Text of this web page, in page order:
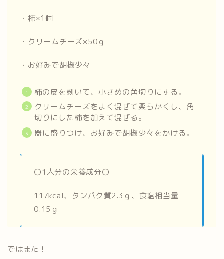
・柿×1個
・クリームチーズ×50ｇ
・お好みで胡椒少々
柿の皮を剥いて、小さめの角切りにする。
クリームチーズをよく混ぜて柔らかくし、角
切りにした柿を加えて混ぜる。
器に盛りつけ、お好みで胡椒少々をかける。
〇1人分の栄養成分〇
117kcal、タンパク質2.3ｇ、食塩相当量
0.15ｇ
ではまた！